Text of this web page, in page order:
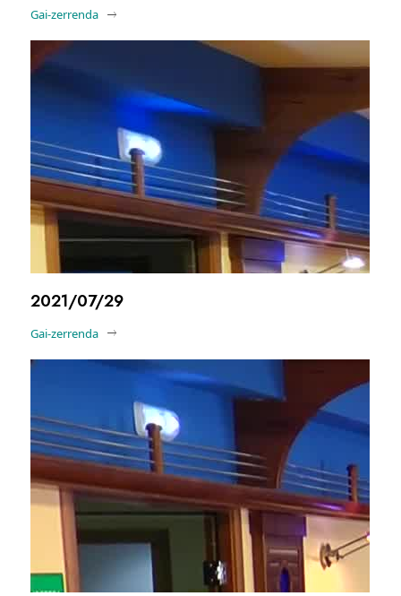
Gai-zerrenda
2021/07/29
Gai-zerrenda